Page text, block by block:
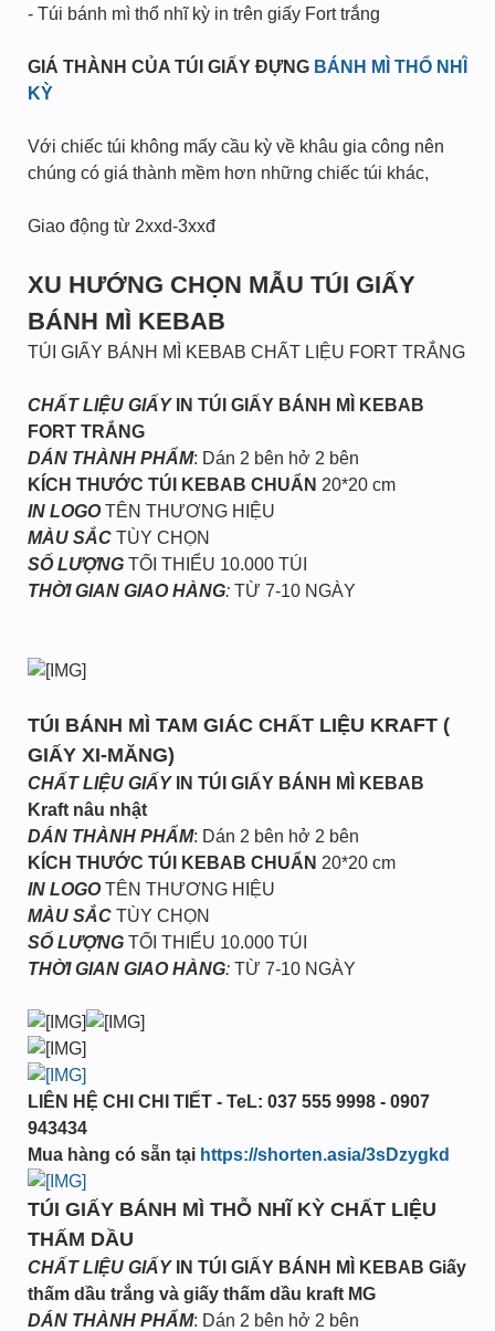
- Túi bánh mì thổ nhĩ kỳ in trên giấy Fort trắng
GIÁ THÀNH CỦA TÚI GIẤY ĐỰNG BÁNH MÌ THỔ NHĨ
KỲ
Với chiếc túi không mấy cầu kỳ về khâu gia công nên
chúng có giá thành mềm hơn những chiếc túi khác,
Giao động từ 2xxd-3xxđ
XU HƯỚNG CHỌN MẪU TÚI GIẤY
BÁNH MÌ KEBAB
TÚI GIẤY BÁNH MÌ KEBAB CHẤT LIỆU FORT TRẮNG
CHẤT LIỆU GIẤYIN TÚI GIẤY BÁNH MÌ KEBAB
FORT TRẮNG
DÁN THÀNH PHẨM: Dán 2 bên hở 2 bên
KÍCH THƯỚC TÚI KEBAB CHUẨN 20*20 cm
IN LOGOTÊN THƯƠNG HIỆU
MÀU SẮC TÙY CHỌN
SỐ LƯỢNG TỐI THIỂU 10.000 TÚI
THỜI GIAN GIAO HÀNG: TỪ 7-10 NGÀY
TÚI BÁNH MÌ TAM GIÁC CHẤT LIỆU KRAFT (
GIẤY XI-MĂNG)
CHẤT LIỆU GIẤYIN TÚI GIẤY BÁNH MÌ KEBAB
Kraft nâu nhật
DÁN THÀNH PHẨM: Dán 2 bên hở 2 bên
KÍCH THƯỚC TÚI KEBAB CHUẨN 20*20 cm
IN LOGOTÊN THƯƠNG HIỆU
MÀU SẮC TÙY CHỌN
SỐ LƯỢNG TỐI THIỂU 10.000 TÚI
THỜI GIAN GIAO HÀNG: TỪ 7-10 NGÀY
LIÊN HỆ CHI CHI TIẾT - TeL: 037 555 9998 - 0907
943434
Mua hàng có sẵn tại https://shorten.asia/3sDzygkd
TÚI GIẤY BÁNH MÌ THỖ NHĨ KỲ CHẤT LIỆU
THẤM DẦU
CHẤT LIỆU GIẤYIN TÚI GIẤY BÁNH MÌ KEBAB Giấy
thấm dầu trắng và giấy thấm dầu kraft MG
DÁN THÀNH PHẨM: Dán 2 bên hở 2 bên